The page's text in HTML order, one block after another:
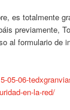
es totalmente
previamente,
al formulario de
05-06-
en-la-red/